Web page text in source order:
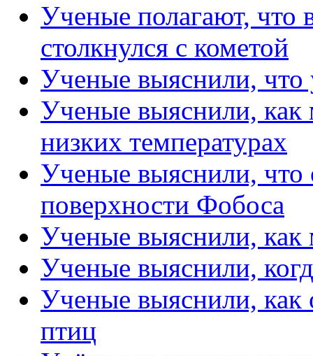
Ученые полагают,
столкнулся с кометой
Ученые выяснили, что
Ученые выяснили,
низких температурах
Ученые выяснили, что
поверхности Фобоса
Ученые выяснили, как
Ученые выяснили,
Ученые выяснили, как
птиц